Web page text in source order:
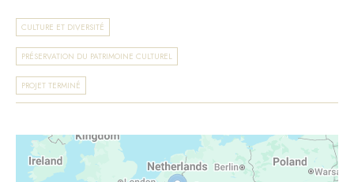
CULTURE ET DIVERSITÉ
PRÉSERVATION DU PATRIMOINE CULTUREL
PROJET TERMINÉ